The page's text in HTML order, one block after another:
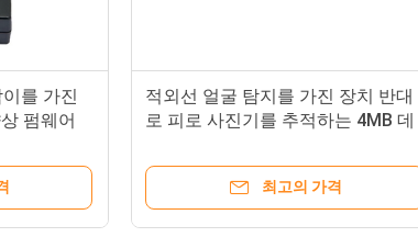
를 가진
펌웨어
적외선 얼굴 탐지를 가진 장치 반대
로 피로 사진기를 추적하는 4MB 데
최고의 가격